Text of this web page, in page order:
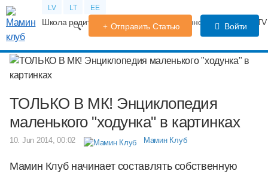
LV LT EE
Школа родителей Календарь беременности Форум
Отправить Статью Войти
ТОЛЬКО В МК! Энциклопедия
маленького "ходунка" в картинках
10. Jun 2014, 00:02 Мамин Клуб
Мамин Клуб начинает составлять собственную